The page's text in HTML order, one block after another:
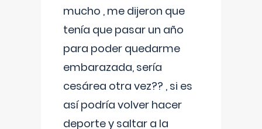
mucho , me dijeron que
tenía que pasar un año
para poder quedarme
embarazada, sería
cesárea otra vez?? , si es
así podría volver hacer
deporte y saltar a la